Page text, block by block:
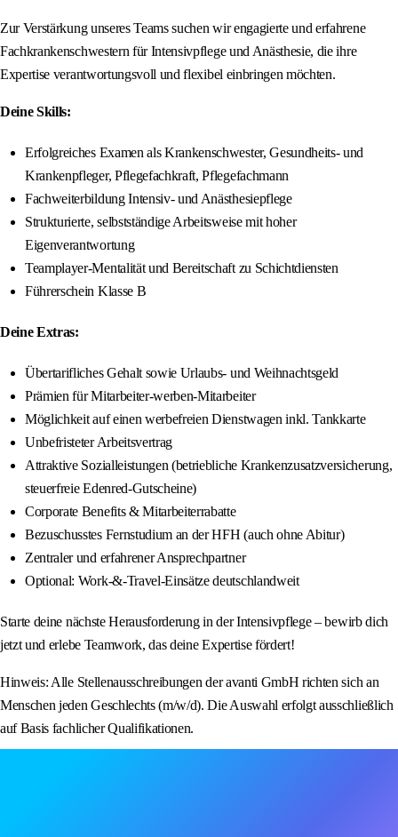
Zur Verstärkung unseres Teams suchen wir engagierte und erfahrene
Fachkrankenschwestern für Intensivpflege und Anästhesie, die ihre
Expertise verantwortungsvoll und flexibel einbringen möchten.
Deine Skills:
Erfolgreiches Examen als Krankenschwester, Gesundheits- und
Krankenpfleger, Pflegefachkraft, Pflegefachmann
Fachweiterbildung Intensiv- und Anästhesiepflege
Strukturierte, selbstständige Arbeitsweise mit hoher
Eigenverantwortung
Teamplayer-Mentalität und Bereitschaft zu Schichtdiensten
Führerschein Klasse B
Deine Extras:
Übertarifliches Gehalt sowie Urlaubs- und Weihnachtsgeld
Prämien für Mitarbeiter-werben-Mitarbeiter
Möglichkeit auf einen werbefreien Dienstwagen inkl. Tankkarte
Unbefristeter Arbeitsvertrag
Attraktive Sozialleistungen (betriebliche Krankenzusatzversicherung,
steuerfreie Edenred-Gutscheine)
Corporate Benefits & Mitarbeiterrabatte
Bezuschusstes Fernstudium an der HFH (auch ohne Abitur)
Zentraler und erfahrener Ansprechpartner
Optional: Work-&-Travel-Einsätze deutschlandweit
Starte deine nächste Herausforderung in der Intensivpflege – bewirb dich
jetzt und erlebe Teamwork, das deine Expertise fördert!
Hinweis: Alle Stellenausschreibungen der avanti GmbH richten sich an
Menschen jeden Geschlechts (m/w/d). Die Auswahl erfolgt ausschließlich
auf Basis fachlicher Qualifikationen.